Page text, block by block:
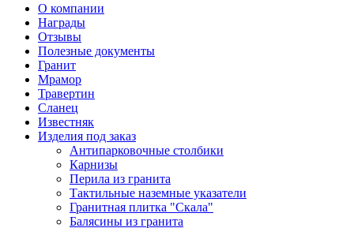
О компании
Награды
Отзывы
Полезные документы
Гранит
Мрамор
Травертин
Сланец
Известняк
Изделия под заказ
Антипарковочные столбики
Карнизы
Перила из гранита
Тактильные наземные указатели
Гранитная плитка "Скала"
Балясины из гранита